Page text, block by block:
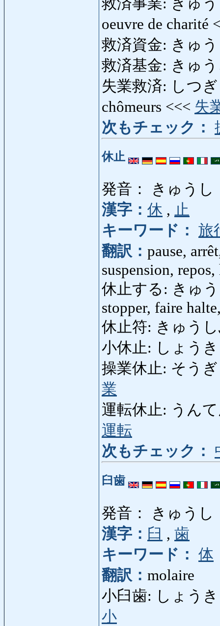
oeuvre de charité
救済資金: きゅ
救済基金: きゅ
失業救済: しつ
chômeurs <<< 失
次もチェック：
休止
発音： きゅうし
漢字： 休 , 止
キーワード： 旅
翻訳： pause,
suspension,
休止する: きゅう
stopper, faire
休止符: きゅうし
小休止: しょう
操業休止: そう
業
運転休止: うんて
運転
次もチェック：
臼歯
発音： きゅうし
漢字： 臼 , 歯
キーワード： 体
翻訳： molaire
小臼歯: しょうき
小